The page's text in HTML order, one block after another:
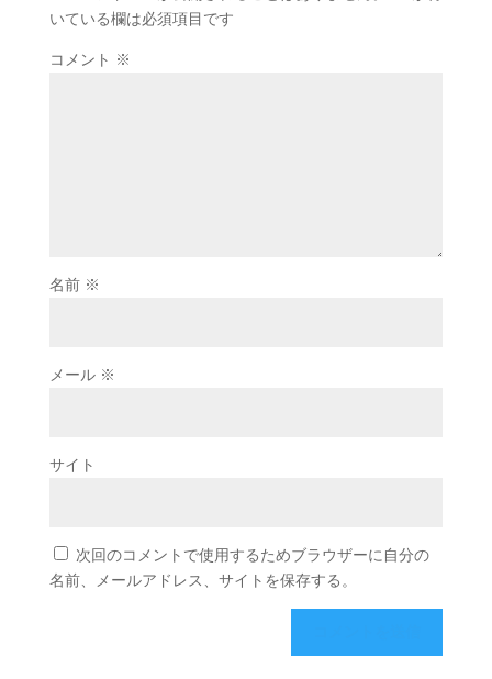
いている欄は必須項目です
コメント ※
名前 ※
メール ※
サイト
次回のコメントで使用するためブラウザーに自分の
名前、メールアドレス、サイトを保存する。